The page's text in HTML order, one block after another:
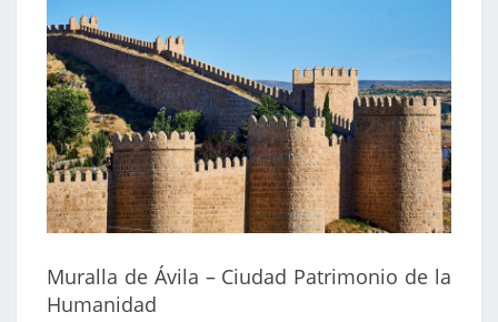
Muralla de Ávila – Ciudad Patrimonio de la
Humanidad